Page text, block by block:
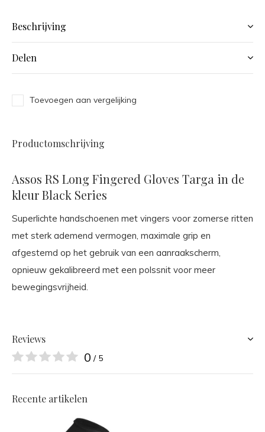
Beschrijving
Delen
Toevoegen aan vergelijking
Productomschrijving
Assos RS Long Fingered Gloves Targa in de
kleur Black Series
Superlichte handschoenen met vingers voor zomerse ritten
met sterk ademend vermogen, maximale grip en
afgestemd op het gebruik van een aanraakscherm,
opnieuw gekalibreerd met een polssnit voor meer
bewegingsvrijheid.
Reviews
0 / 5
Recente artikelen